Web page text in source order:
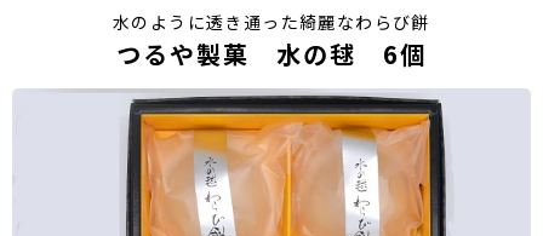
水のように透き通った綺麗なわらび餅
つるや製菓 水の毬 6個